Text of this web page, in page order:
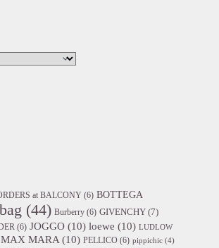
at BALCONY (6) BOTTEGA
(44) Burberry (6) GIVENCHY (7)
(6) JOGGO (10) loewe (10) LUDLOW
MAX MARA (10) PELLICO (6) pippichic (4)